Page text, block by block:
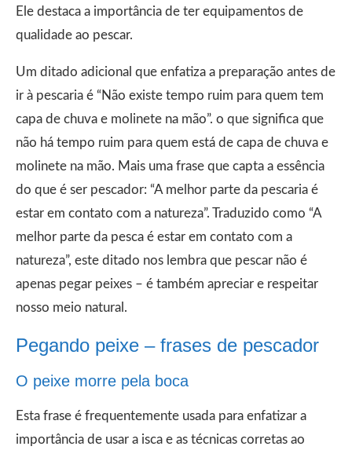
Ele destaca a importância de ter equipamentos de
qualidade ao pescar.
Um ditado adicional que enfatiza a preparação antes de
ir à pescaria é “Não existe tempo ruim para quem tem
capa de chuva e molinete na mão”. o que significa que
não há tempo ruim para quem está de capa de chuva e
molinete na mão. Mais uma frase que capta a essência
do que é ser pescador: “A melhor parte da pescaria é
estar em contato com a natureza”. Traduzido como “A
melhor parte da pesca é estar em contato com a
natureza”, este ditado nos lembra que pescar não é
apenas pegar peixes – é também apreciar e respeitar
nosso meio natural.
Pegando peixe – frases de pescador
O peixe morre pela boca
Esta frase é frequentemente usada para enfatizar a
importância de usar a isca e as técnicas corretas ao